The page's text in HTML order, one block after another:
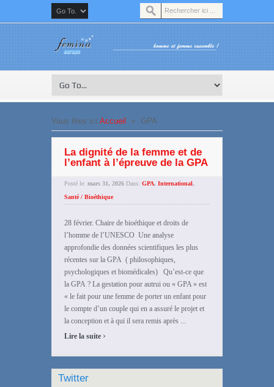
Vous êtes ici:Accueil » GPA
La dignité de la femme et de
l’enfant à l’épreuve de la GPA
Posté le: mars 31, 2026 Dans: GPA, International,
Santé / Bioéthique
28 février. Chaire de bioéthique et droits de
l’homme de l’UNESCO Une analyse
approfondie des données scientifiques les plus
récentes sur la GPA ( philosophiques,
psychologiques et biomédicales) Qu’est-ce que
la GPA ? La gestation pour autrui ou « GPA » est
« le fait pour une femme de porter un enfant pour
le compte d’un couple qui en a assuré le projet et
la conception et à qui il sera remis après ...
Lire la suite ›
Twitter